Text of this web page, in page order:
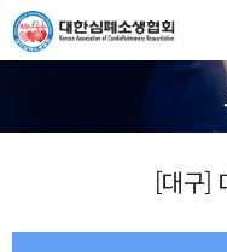
[대구]